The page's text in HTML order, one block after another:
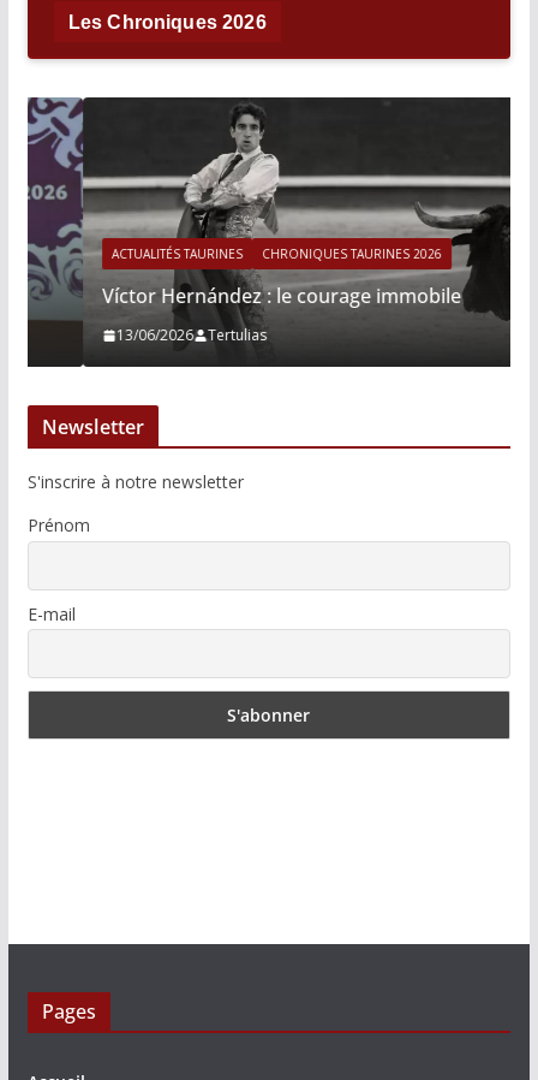
Les Chroniques 2026
ACTUALITÉS TAURINES CHRONIQUES TAURINES 2026
Víctor Hernández : le courage immobile
13/06/2026 Tertulias
Newsletter
S'inscrire à notre newsletter
Prénom
E-mail
Pages